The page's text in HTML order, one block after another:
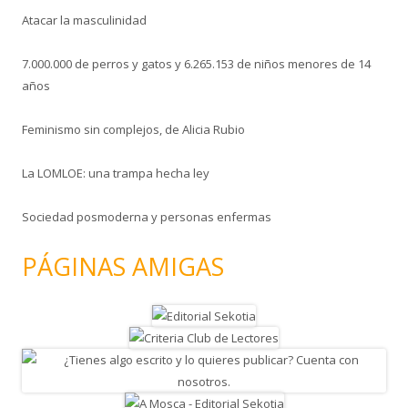
Atacar la masculinidad
7.000.000 de perros y gatos y 6.265.153 de niños menores de 14
años
Feminismo sin complejos, de Alicia Rubio
La LOMLOE: una trampa hecha ley
Sociedad posmoderna y personas enfermas
PÁGINAS AMIGAS